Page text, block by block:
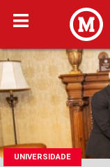
UNIVERSIDADE